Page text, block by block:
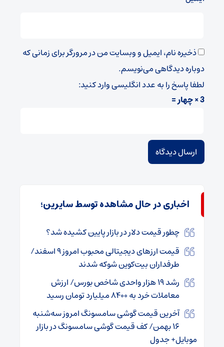
ذخیره نام، ایمیل و وبسایت من در مرورگر برای زمانی که
دوباره دیدگاهی می‌نویسم.
لطفا پاسخ را به عدد انگلیسی وارد کنید:
3 × چهار =
اخباری در حال مشاهده توسط سایرین؛
چطور قیمت دلار در بازار پایین کشیده شد؟
قیمت ارزهای دیجیتالی محبوب امروز ۹ اسفند/
طرفداران بیت‌کوین شوکه شدند
رشد ۱۹ هزار واحدی شاخص بورس/ ارزش
معاملات خرد به ۸۴۰۰ میلیارد تومان رسید
آخرین قیمت گوشی سامسونگ امروز سه‌شنبه
۱۶ بهمن/ کف قیمت گوشی سامسونگ در بازار
موبایل+ جدول